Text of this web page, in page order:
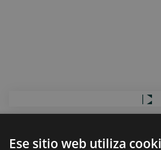
Ese sitio web utiliza